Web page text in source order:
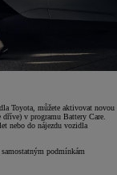
Toyota, můžete aktivovat novou
v programu Battery Care.
nebo do nájezdu vozidla
podmínkám